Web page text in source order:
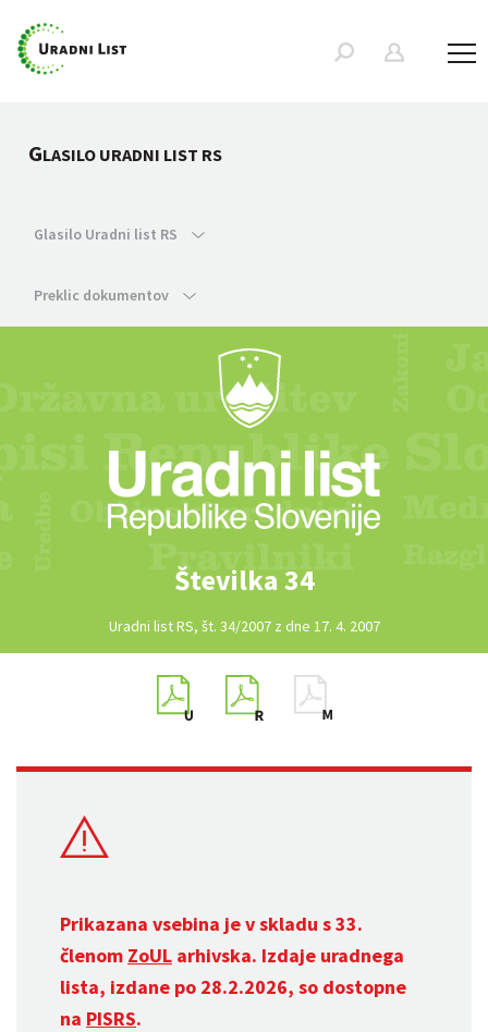
GLASILO URADNI LIST RS
Glasilo Uradni list RS
Preklic dokumentov
Številka 34
Uradni list RS, št. 34/2007 z dne 17. 4. 2007
Prikazana vsebina je v skladu s 33.
členom ZoUL arhivska. Izdaje uradnega
lista, izdane po 28.2.2026, so dostopne
na PISRS.